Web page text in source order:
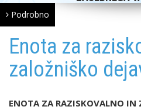
Podrobno
Enota za
založniško
ENOTA ZA RAZISKOVALNO IN